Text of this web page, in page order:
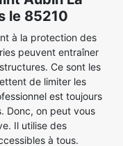
le 85210
à la protection des
peuvent entraîner
Ce sont les
de limiter les
est toujours
Donc, on peut vous
Il utilise des
à tous.